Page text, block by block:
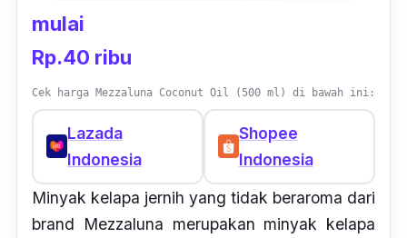
mulai
Rp.40 ribu
Cek harga Mezzaluna Coconut Oil (500 ml) di bawah ini:
Lazada
Indonesia
Shopee
Indonesia
Minyak kelapa jernih yang tidak beraroma dari
brand Mezzaluna merupakan minyak kelapa